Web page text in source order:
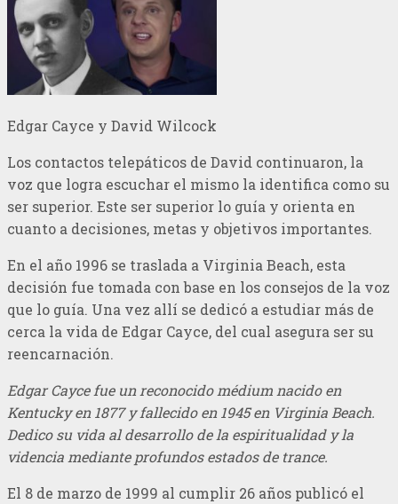
Edgar Cayce y David Wilcock
Los contactos telepáticos de David continuaron, la
voz que logra escuchar el mismo la identifica como su
ser superior. Este ser superior lo guía y orienta en
cuanto a decisiones, metas y objetivos importantes.
En el año 1996 se traslada a Virginia Beach, esta
decisión fue tomada con base en los consejos de la voz
que lo guía. Una vez allí se dedicó a estudiar más de
cerca la vida de Edgar Cayce, del cual asegura ser su
reencarnación.
Edgar Cayce fue un reconocido médium nacido en
Kentucky en 1877 y fallecido en 1945 en Virginia Beach.
Dedico su vida al desarrollo de la espiritualidad y la
videncia mediante profundos estados de trance.
El 8 de marzo de 1999 al cumplir 26 años publicó el